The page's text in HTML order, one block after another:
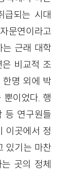
급되는 시대
문연이라고
는 근래 대학
비교적 조
한명 외에 박
이었다. 행
등 연구원들
이곳에서 정
있기는 마찬
곳의 정체